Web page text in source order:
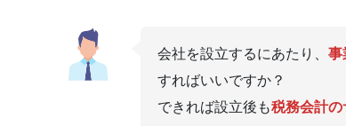
会社を設立するにあたり、事
すればいいですか？
できれば設立後も税務会計の